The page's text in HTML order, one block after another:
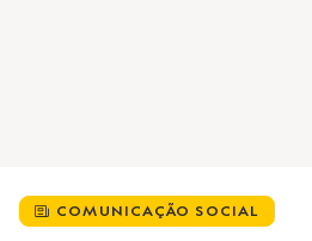
i COMUNICAÇÃO SOCIAL